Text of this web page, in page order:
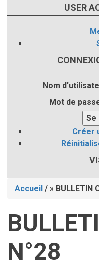
USER
Nom
Mot de
Créer
d'Ariane
Accueil / BULLETIN
N°28